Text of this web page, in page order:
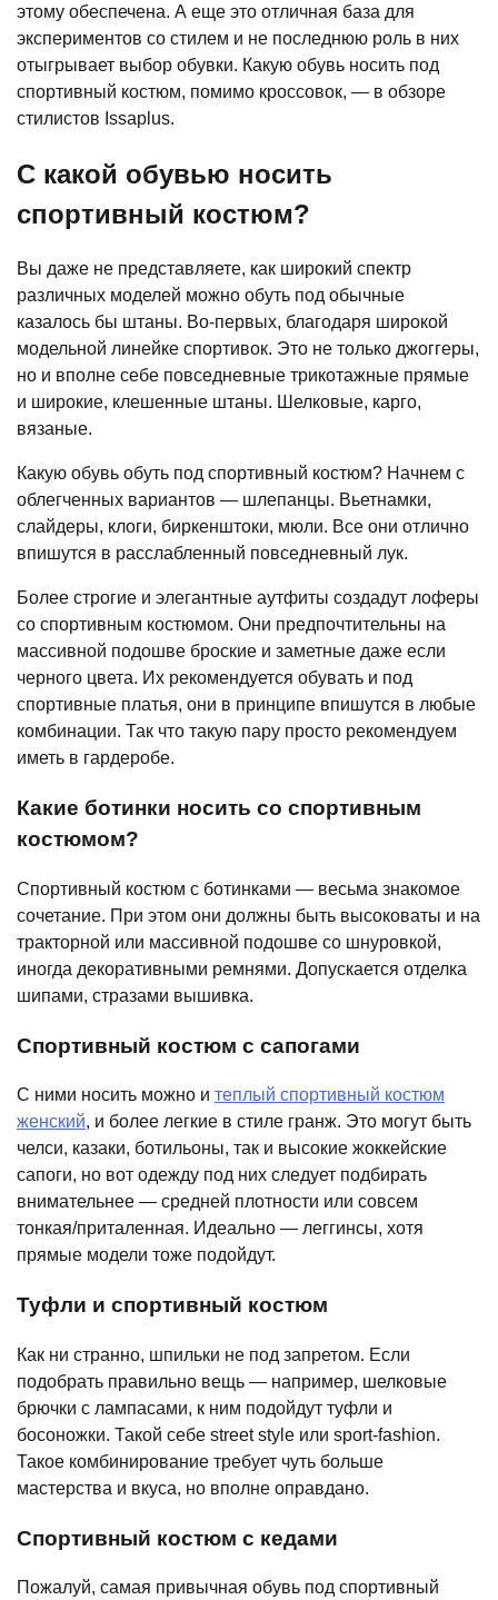
этому обеспечена. А еще это отличная база для
экспериментов со стилем и не последнюю роль в них
отыгрывает выбор обувки. Какую обувь носить под
спортивный костюм, помимо кроссовок, — в обзоре
стилистов Issaplus.
С какой обувью носить
спортивный костюм?
Вы даже не представляете, как широкий спектр
различных моделей можно обуть под обычные
казалось бы штаны. Во-первых, благодаря широкой
модельной линейке спортивок. Это не только джоггеры,
но и вполне себе повседневные трикотажные прямые
и широкие, клешенные штаны. Шелковые, карго,
вязаные.
Какую обувь обуть под спортивный костюм? Начнем с
облегченных вариантов — шлепанцы. Вьетнамки,
слайдеры, клоги, биркенштоки, мюли. Все они отлично
впишутся в расслабленный повседневный лук.
Более строгие и элегантные аутфиты создадут лоферы
со спортивным костюмом. Они предпочтительны на
массивной подошве броские и заметные даже если
черного цвета. Их рекомендуется обувать и под
спортивные платья, они в принципе впишутся в любые
комбинации. Так что такую пару просто рекомендуем
иметь в гардеробе.
Какие ботинки носить со спортивным
костюмом?
Спортивный костюм с ботинками — весьма знакомое
сочетание. При этом они должны быть высоковаты и на
тракторной или массивной подошве со шнуровкой,
иногда декоративными ремнями. Допускается отделка
шипами, стразами вышивка.
Спортивный костюм с сапогами
С ними носить можно и теплый спортивный костюм
женский, и более легкие в стиле гранж. Это могут быть
челси, казаки, ботильоны, так и высокие жоккейские
сапоги, но вот одежду под них следует подбирать
внимательнее — средней плотности или совсем
тонкая/приталенная. Идеально — леггинсы, хотя
прямые модели тоже подойдут.
Туфли и спортивный костюм
Как ни странно, шпильки не под запретом. Если
подобрать правильно вещь — например, шелковые
брючки с лампасами, к ним подойдут туфли и
босоножки. Такой себе street style или sport-fashion.
Такое комбинирование требует чуть больше
мастерства и вкуса, но вполне оправдано.
Спортивный костюм с кедами
Пожалуй, самая привычная обувь под спортивный